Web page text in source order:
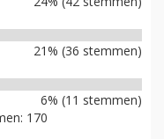
21% (36 stemmen)
6% (11 stemmen)
170